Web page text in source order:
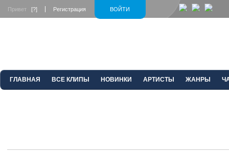
ВОЙТИ
Привет [?] Регистрация
ГЛАВНАЯ ВСЕ КЛИПЫ НОВИНКИ АРТИСТЫ ЖАНРЫ